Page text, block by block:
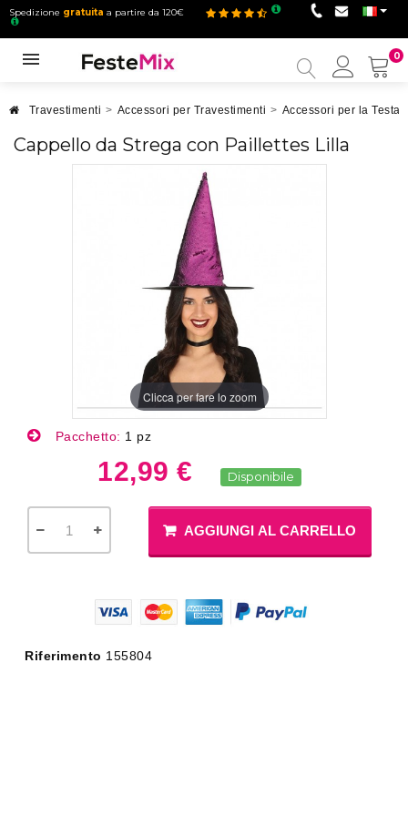
Spedizione gratuita a partire da 120€
0
mio
Travestimenti > Accessori per Travestimenti > Accessori per la Testa
Cappello da Strega con Paillettes Lilla
Clicca per fare lo zoom
Pacchetto: 1 pz
12,99 € Disponibile
AGGIUNGI AL CARRELLO
Riferimento 155804